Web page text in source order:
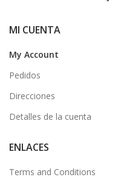
MI CUENTA
My Account
Pedidos
Direcciones
Detalles de la cuenta
ENLACES
Terms and Conditions